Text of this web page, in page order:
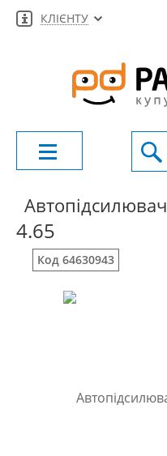
КЛІЄНТУ
Автопідсилювач
4.65
Код 64630943